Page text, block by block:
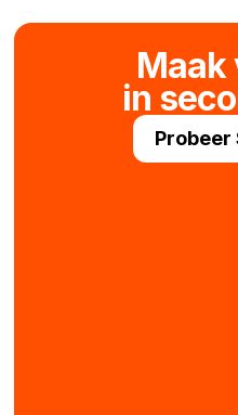
Maak
in